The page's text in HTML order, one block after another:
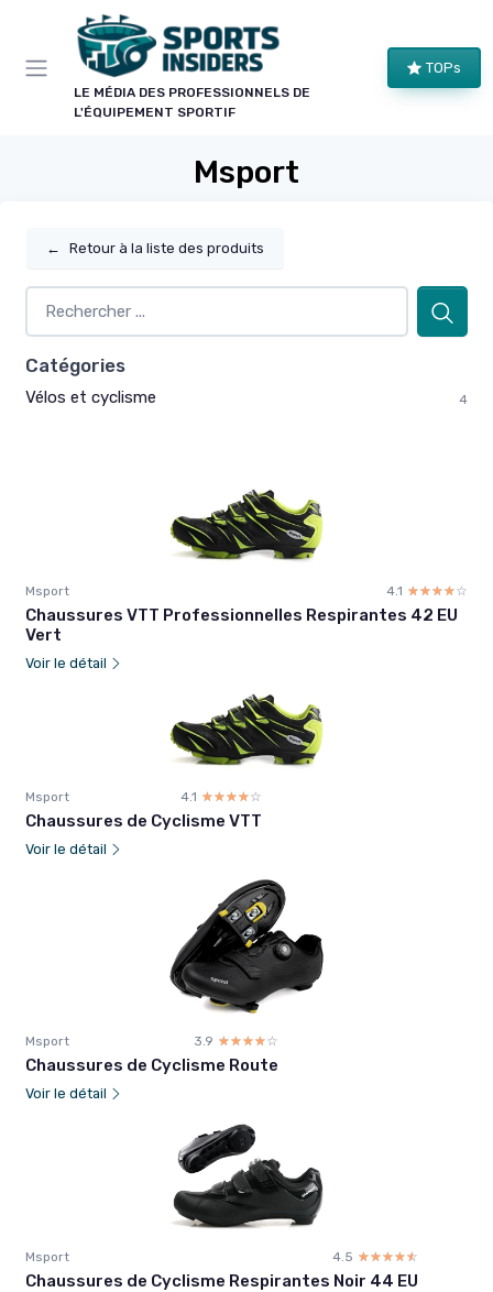
LE MÉDIA DES PROFESSIONNELS DE
L'ÉQUIPEMENT SPORTIF
TOPs
Msport
← Retour à la liste des produits
Catégories
Vélos et cyclisme 4
Msport 4.1 ☆☆☆☆☆
★★★★★
Chaussures VTT Professionnelles Respirantes 42 EU
Vert
Voir le détail
Msport 4.1 ☆☆☆☆☆
★★★★★
Chaussures de Cyclisme VTT
Voir le détail
Msport 3.9 ☆☆☆☆☆
★★★★★
Chaussures de Cyclisme Route
Voir le détail
Msport 4.5 ☆☆☆☆☆
★★★★★
Chaussures de Cyclisme Respirantes Noir 44 EU
Panneau de gestion des cookies